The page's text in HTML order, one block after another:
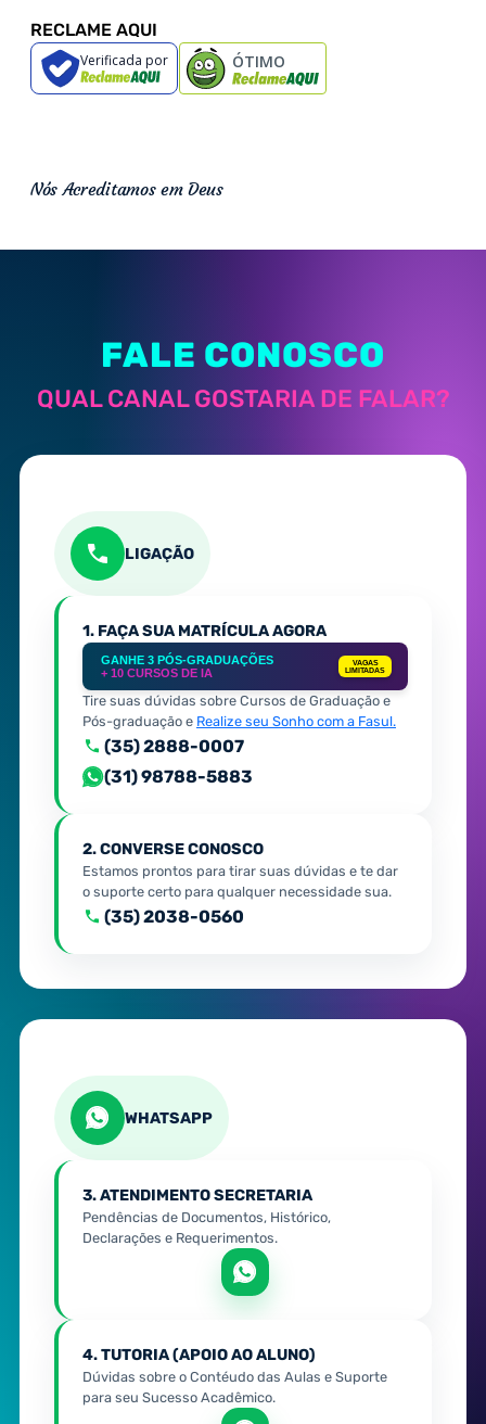
RECLAME AQUI
Verificada por ÓTIMO
Nós Acreditamos em Deus
FALE CONOSCO
QUAL CANAL GOSTARIA DE FALAR?
LIGAÇÃO
1. FAÇA SUA MATRÍCULA AGORA
GANHE 3 PÓS-GRADUAÇÕES
+ 10 CURSOS DE IA
VAGAS
LIMITADAS
Tire suas dúvidas sobre Cursos de Graduação e
Pós-graduação e Realize seu Sonho com a Fasul.
(35) 2888-0007
(31) 98788-5883
2. CONVERSE CONOSCO
Estamos prontos para tirar suas dúvidas e te dar
o suporte certo para qualquer necessidade sua.
(35) 2038-0560
WHATSAPP
3. ATENDIMENTO SECRETARIA
Pendências de Documentos, Histórico,
Declarações e Requerimentos.
4. TUTORIA (APOIO AO ALUNO)
Dúvidas sobre o Contéudo das Aulas e Suporte
para seu Sucesso Acadêmico.